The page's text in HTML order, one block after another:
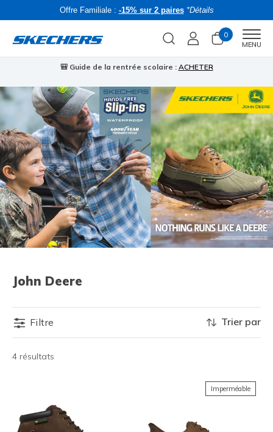
Offre Familiale : -15% sur 2 paires *Détails
0
MENU
🎒 Guide de la rentrée scolaire : ACHETER
John Deere
Filtre
4 résultats
Trier par
Imperméable